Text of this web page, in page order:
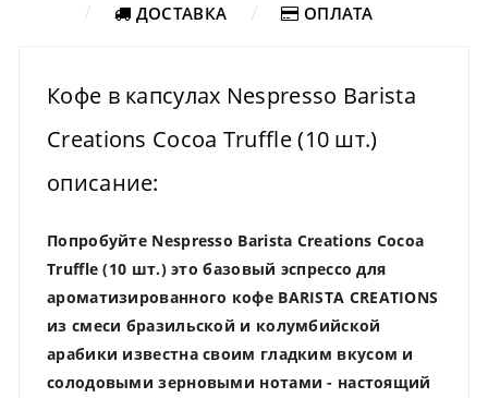
ДОСТАВКА
ОПЛАТА
Кофе в капсулах Nespresso Barista
Creations Cocoa Truffle (10 шт.)
описание:
Попробуйте Nespresso Barista Creations Cocoa
Truffle (10 шт.) это базовый эспрессо для
ароматизированного кофе BARISTA CREATIONS
из смеси бразильской и колумбийской
арабики известна своим гладким вкусом и
солодовыми зерновыми нотами - настоящий